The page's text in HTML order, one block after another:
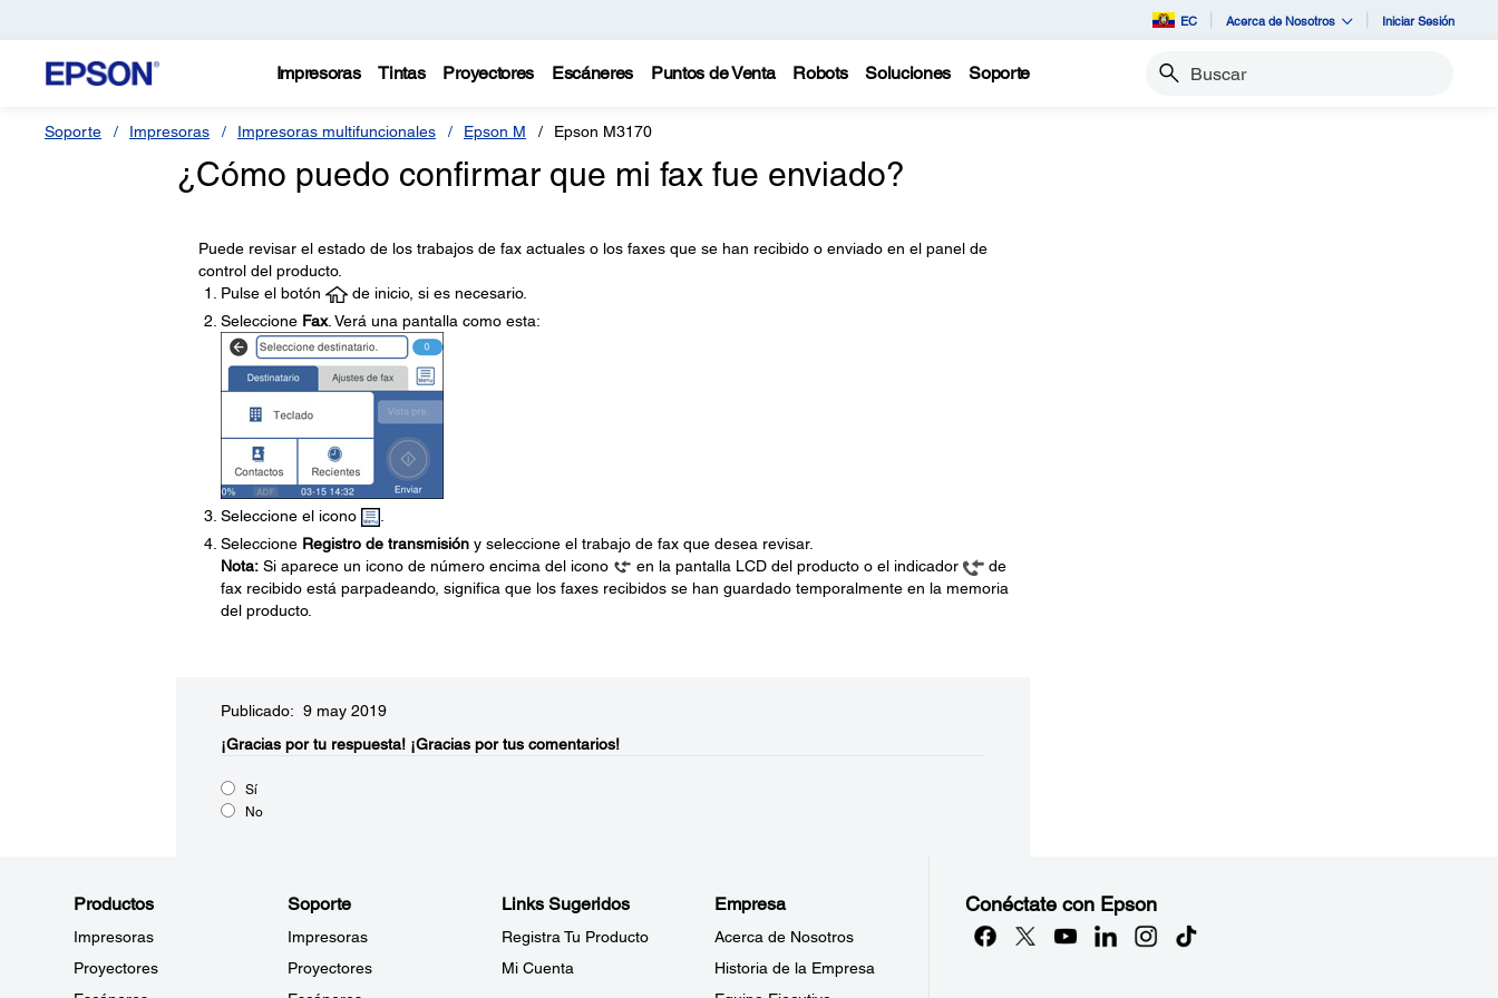
EC Acerca de Nosotros Iniciar Sesión
Impresoras Tintas Proyectores Escáneres Puntos de Venta Robots Soluciones Soporte Buscar
Soporte Impresoras Impresoras multifuncionales Epson M Epson M3170
¿Cómo puedo confirmar que mi fax fue enviado?
Puede revisar el estado de los trabajos de fax actuales o los faxes que se han recibido o enviado en el panel de
control del producto.
Pulse el botón
de inicio, si es necesario.
Seleccione Fax. Verá una pantalla como esta:
Seleccione el icono
Seleccione Registro de transmisióny seleccione el trabajo de fax que desea revisar.
Nota:Si aparece un icono de número encima del icono en la pantalla LCD del producto o el indicador
de
fax recibido está parpadeando, significa que los faxes recibidos se han guardado temporalmente en la memoria
del producto.
Publicado: 9 may 2019
¡Gracias por tu respuesta! ¡Gracias por tus comentarios!
Sí
No
Productos
Impresoras
Proyectores
Soporte
Impresoras
Proyectores
Links Sugeridos
Registra Tu Producto
Mi Cuenta
Empresa
Acerca de Nosotros
Historia de la Empresa
Conéctate con Epson